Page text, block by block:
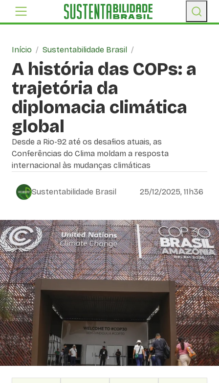
Início / Sustentabilidade Brasil /
A história das COPs: a
trajetória da
diplomacia climática
global
Desde a Rio-92 até os desafios atuais, as
Conferências do Clima moldam a resposta
internacional às mudanças climáticas
Sustentabilidade Brasil 25/12/2025, 11h36